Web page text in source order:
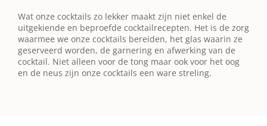
Wat onze cocktails zo lekker maakt zijn niet enkel de
uitgekiende en beproefde cocktailrecepten. Het is de zorg
waarmee we onze cocktails bereiden, het glas waarin ze
geserveerd worden, de garnering en afwerking van de
cocktail. Niet alleen voor de tong maar ook voor het oog
en de neus zijn onze cocktails een ware streling.